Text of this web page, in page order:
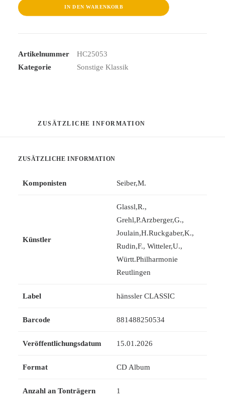
IN DEN WARENKORB
Artikelnummer
HC25053
Kategorie
Sonstige Klassik
ZUSÄTZLICHE INFORMATION
ZUSÄTZLICHE INFORMATION
Komponisten Seiber,M.
Künstler
Glassl,R.,
Grehl,P.Arzberger,G.,
Joulain,H.Ruckgaber,K.,
Rudin,F., Witteler,U.,
Württ.Philharmonie
Reutlingen
Label hänssler CLASSIC
Barcode 881488250534
Veröffentlichungsdatum 15.01.2026
Format CD Album
Anzahl an Tonträgern 1